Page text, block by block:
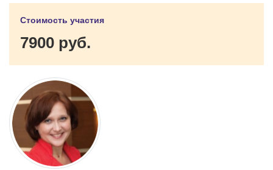
Стоимость участия
7900 руб.